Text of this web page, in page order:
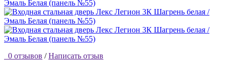
0 отзывов / Написать отзыв